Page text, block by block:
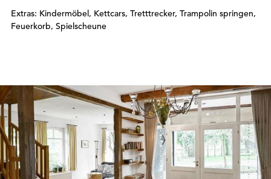
Extras: Kindermöbel, Kettcars, Tretttrecker, Trampolin springen,
Feuerkorb, Spielscheune